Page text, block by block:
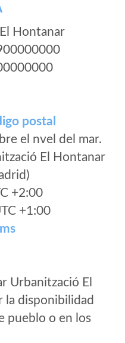
Hontanar
postal
el nvel del mar.
El Hontanar
+2:00
+1:00
Urbanització El
la disponibilidad
pueblo o en los